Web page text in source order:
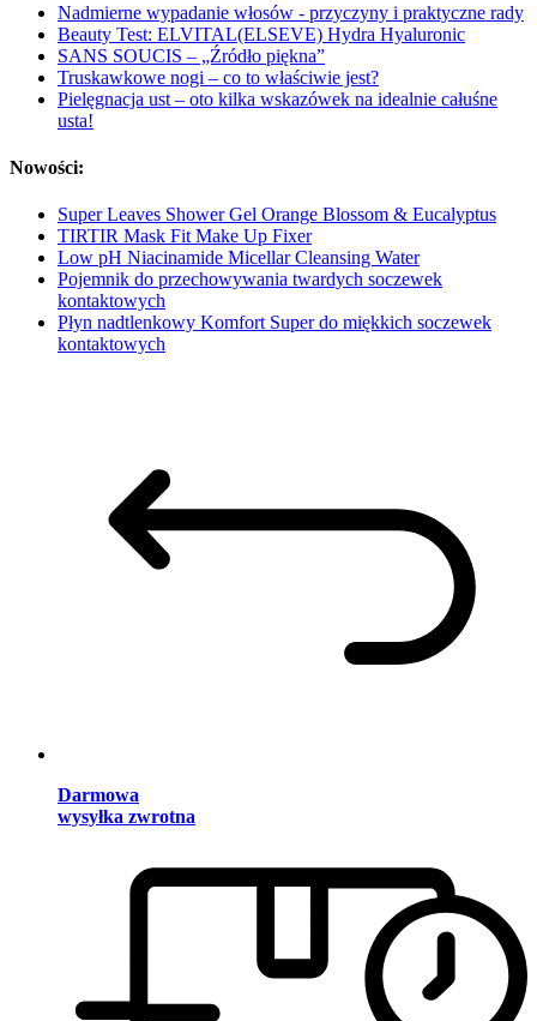
Nadmierne wypadanie włosów - przyczyny i praktyczne rady
Beauty Test: ELVITAL(ELSEVE) Hydra Hyaluronic
SANS SOUCIS – „Źródło piękna”
Truskawkowe nogi – co to właściwie jest?
Pielęgnacja ust – oto kilka wskazówek na idealnie całuśne
usta!
Nowości:
Super Leaves Shower Gel Orange Blossom & Eucalyptus
TIRTIR Mask Fit Make Up Fixer
Low pH Niacinamide Micellar Cleansing Water
Pojemnik do przechowywania twardych soczewek
kontaktowych
Płyn nadtlenkowy Komfort Super do miękkich soczewek
kontaktowych
Darmowa
wysyłka zwrotna